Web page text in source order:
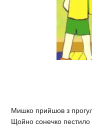
Мишко прийшов з
Щойно сонечко пестило